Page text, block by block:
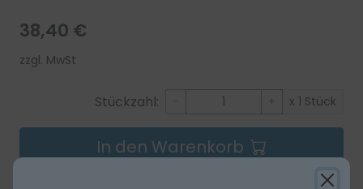
38,40 €
zzgl. MwSt
Stückzahl: x 1 Stück
In den Warenkorb